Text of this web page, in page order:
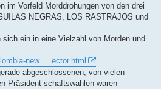
im Vorfeld Morddrohungen von den drei
NEGRAS, LOS RASTRAJOS und
sich ein in eine Vielzahl von Morden und
new ... ector.html
abgeschlossenen, von vielen
Präsident-schaftswahlen waren